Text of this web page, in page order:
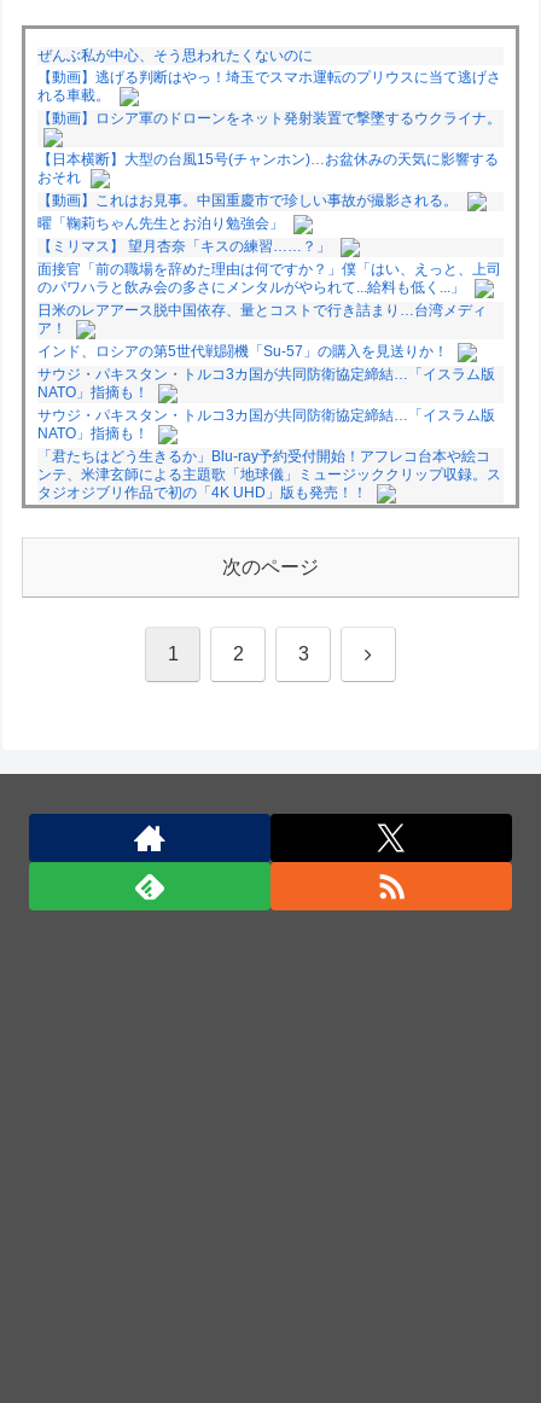
ぜんぶ私が中心、そう思われたくないのに
【動画】逃げる判断はやっ！埼玉でスマホ運転のプリウスに当て逃げさ
れる車載。
【動画】ロシア軍のドローンをネット発射装置で撃墜するウクライナ。
【日本横断】大型の台風15号(チャンホン)…お盆休みの天気に影響する
おそれ
【動画】これはお見事。中国重慶市で珍しい事故が撮影される。
曜「鞠莉ちゃん先生とお泊り勉強会」
【ミリマス】 望月杏奈「キスの練習……？」
面接官「前の職場を辞めた理由は何ですか？」僕「はい、えっと、上司
のパワハラと飲み会の多さにメンタルがやられて...給料も低く...」
日米のレアアース脱中国依存、量とコストで行き詰まり…台湾メディ
ア！
インド、ロシアの第5世代戦闘機「Su-57」の購入を見送りか！
サウジ・パキスタン・トルコ3カ国が共同防衛協定締結…「イスラム版
NATO」指摘も！
サウジ・パキスタン・トルコ3カ国が共同防衛協定締結…「イスラム版
NATO」指摘も！
「君たちはどう生きるか」Blu-ray予約受付開始！アフレコ台本や絵コ
ンテ、米津玄師による主題歌「地球儀」ミュージッククリップ収録。ス
タジオジブリ作品で初の「4K UHD」版も発売！！
【しばらく固定記事です】
★【ワートリ】今月第241話「遠征選抜試験㊲」第242話「遠征選抜試
験㊳」【コメント欄まとめます】【しばらく固定記事です】
★【ワートリ】風間隊3人≒忍田単騎くらいのイメージかな
次のページ
1 2 3 次